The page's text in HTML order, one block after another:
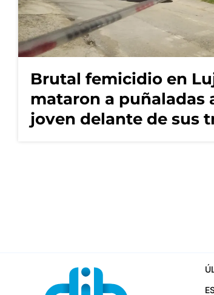
Brutal femicidio en
mataron a puñaladas
joven delante de sus